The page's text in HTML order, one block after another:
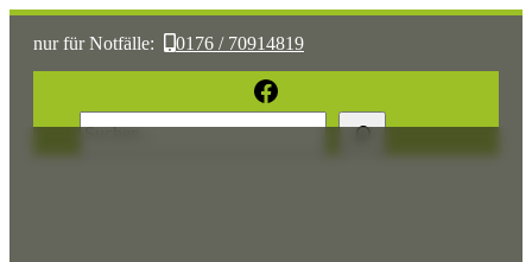
nur für Notfälle: 0176 / 70914819
Sonst: tierhilfe.wolfsburg@t-online.de
Facebook